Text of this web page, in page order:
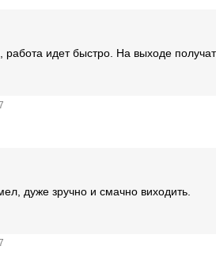
идет быстро. На выходе
дуже зручно и смачно виходить.